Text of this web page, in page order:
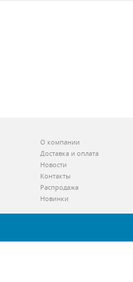
О компании
Доставка и оплата
Новости
Контакты
Распродажа
Новинки